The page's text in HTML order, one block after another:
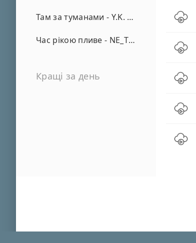
Там за туманами - Y.K. Music
Час рікою пливе - NE_TVOYA_MRIYA
Кращі за день